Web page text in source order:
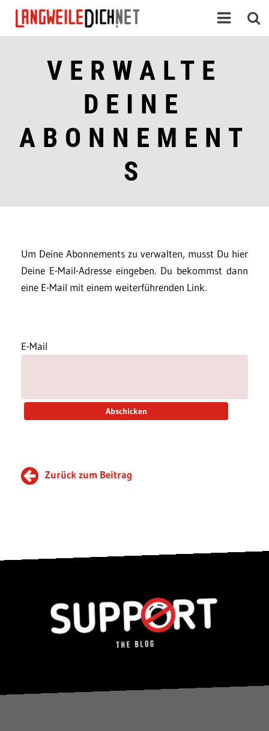
VERWALTE
DEINE
ABONNEMENT
S
Um Deine Abonnements zu verwalten, musst Du hier
Deine E-Mail-Adresse eingeben. Du bekommst dann
eine E-Mail mit einem weiterführenden Link.
E-Mail
Zurück zum Beitrag